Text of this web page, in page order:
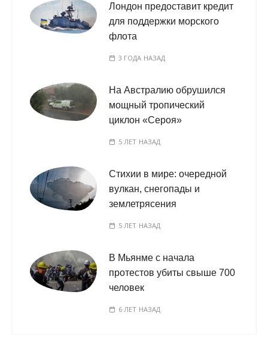
Лондон предоставит кредит
для поддержки морского
флота
3 ГОДА НАЗАД
На Австралию обрушился
мощный тропический
циклон «Сероя»
5 ЛЕТ НАЗАД
Стихии в мире: очередной
вулкан, снегопады и
землетрясения
5 ЛЕТ НАЗАД
В Мьянме с начала
протестов убиты свыше 700
человек
6 ЛЕТ НАЗАД